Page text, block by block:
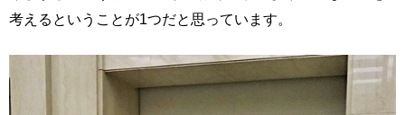
考えるということが1つだと思っています。